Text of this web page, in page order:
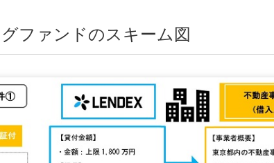
ファンドのスキーム図